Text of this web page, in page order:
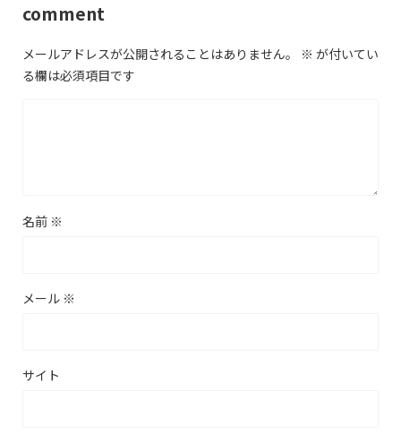
comment
メールアドレスが公開されることはありません。 ※ が付いてい
る欄は必須項目です
名前 ※
メール ※
サイト